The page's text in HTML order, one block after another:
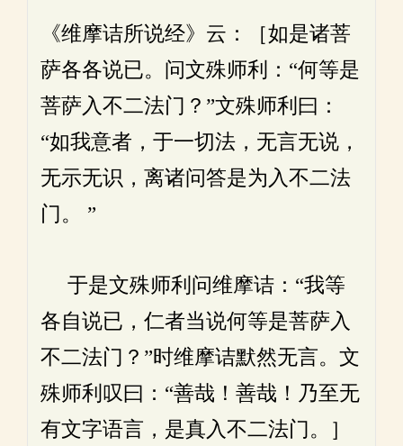
《维摩诘所说经》云：［如是诸菩
萨各各说已。问文殊师利：“何等是
菩萨入不二法门？”文殊师利曰：
“如我意者，于一切法，无言无说，
无示无识，离诸问答是为入不二法
门。 ”
于是文殊师利问维摩诘：“我等
各自说已，仁者当说何等是菩萨入
不二法门？”时维摩诘默然无言。文
殊师利叹曰：“善哉！善哉！乃至无
有文字语言，是真入不二法门。］